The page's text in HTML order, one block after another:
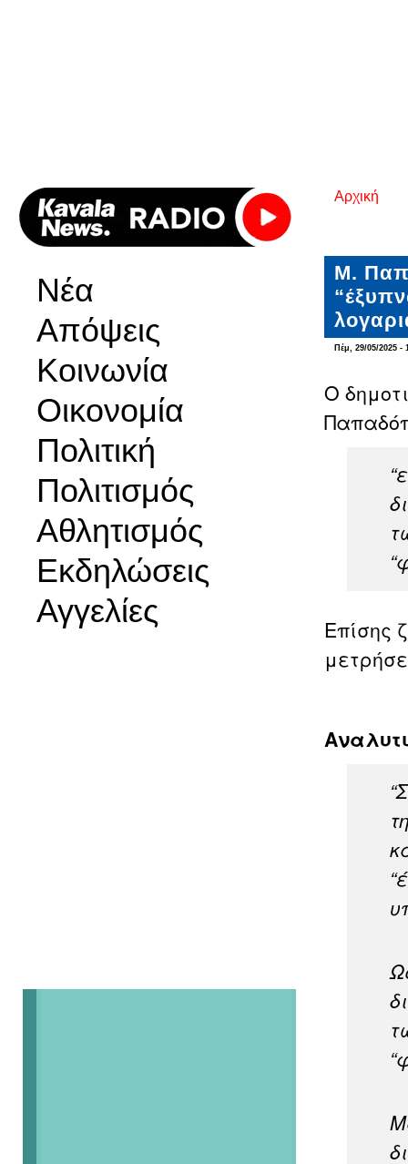
Νέα
Απόψεις
Κοινωνία
Οικονομία
Πολιτική
Πολιτισμός
Αθλητισμός
Εκδηλώσεις
Αγγελίες
Είστε
Αρχική
Μ.
Πέμ, 29/05/2025 -
O
Επίσης